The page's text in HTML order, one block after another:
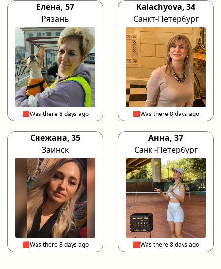
Елена, 57
Рязань
🟥Was there 8 days ago
Kalachyova, 34
Санкт-Петербург
🟥Was there 8 days ago
Снежана, 35
Заинск
🟥Was there 8 days ago
Анна, 37
Санк -Петербург
🟥Was there 8 days ago